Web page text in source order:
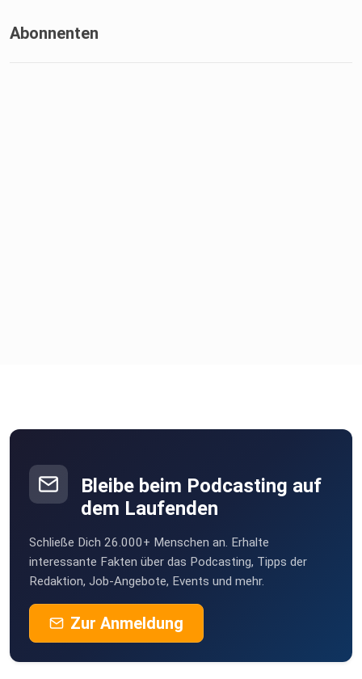
Abonnenten
Bleibe beim Podcasting auf
dem Laufenden
Schließe Dich 26.000+ Menschen an. Erhalte
interessante Fakten über das Podcasting, Tipps der
Redaktion, Job-Angebote, Events und mehr.
Zur Anmeldung